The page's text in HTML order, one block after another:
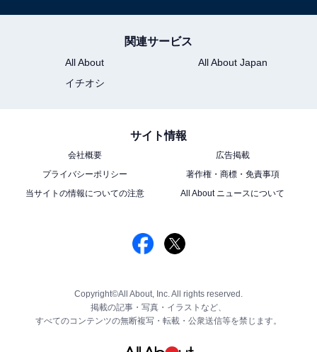
関連サービス
All About
All About Japan
イチオシ
サイト情報
会社概要
広告掲載
プライバシーポリシー
著作権・商標・免責事項
当サイトの情報についての注意
All About ニュースについて
Copyright©All About, Inc. All rights reserved.
掲載の記事・写真・イラストなど、
すべてのコンテンツの無断複写・転載・公衆送信等を禁じます。